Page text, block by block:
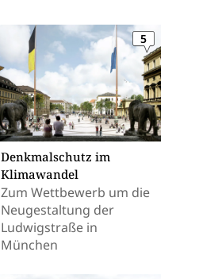
Denkmalschutz im
Klimawandel
Zum Wettbewerb um die
Neugestaltung der
Ludwigstraße in
München
5